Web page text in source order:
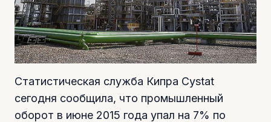
Статистическая служба Кипра Cystat
сегодня сообщила, что промышленный
оборот в июне 2015 года упал на 7% по